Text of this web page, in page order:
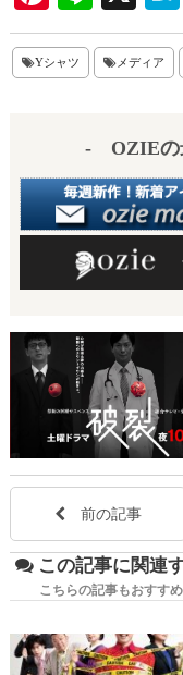
nt
er
ne
Yシャツ メディア
- OZIEの
前の記事
この記事に関連
こちらの記事もおすすめ